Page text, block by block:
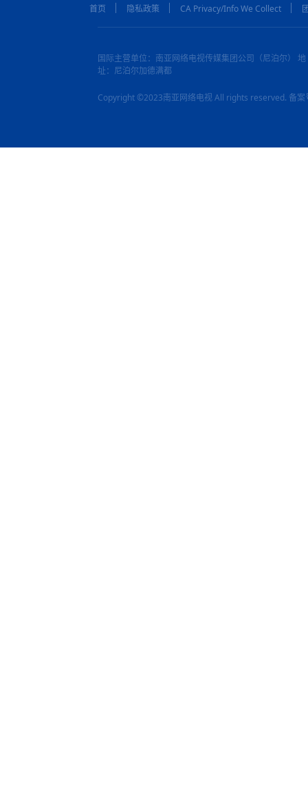
首页
隐私政策 CA Privacy/Info We Collect
国际主营单位：南亚网络电视传媒集团公司（尼泊尔） 地
址：尼泊尔加德满都
Copyright ©2023南亚网络电视 All rights reserved. 备